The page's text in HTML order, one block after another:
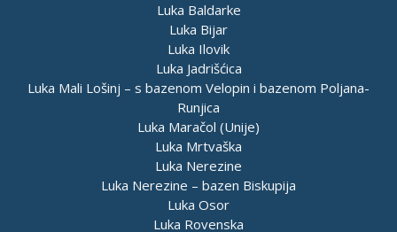
Luka Baldarke
Luka Bijar
Luka Ilovik
Luka Jadrišćica
Luka Mali Lošinj – s bazenom Velopin i bazenom Poljana-
Runjica
Luka Maračol (Unije)
Luka Mrtvaška
Luka Nerezine
Luka Nerezine – bazen Biskupija
Luka Osor
Luka Rovenska